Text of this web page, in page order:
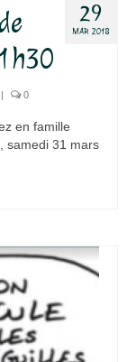
29
MAR 2018
0
en famille
samedi 31 mars